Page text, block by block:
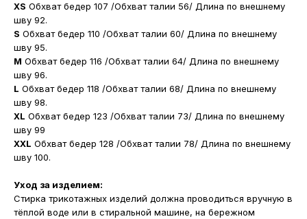
XS Обхват бедер 107 /Обхват талии 56/ Длина по внешнему
шву 92.
S Обхват бедер 110 /Обхват талии 60/ Длина по внешнему
шву 95.
M Обхват бедер 116 /Обхват талии 64/ Длина по внешнему
шву 96.
L Обхват бедер 118 /Обхват талии 68/ Длина по внешнему
шву 98.
XL Обхват бедер 123 /Обхват талии 73/ Длина по внешнему
шву 99
XXL Обхват бедер 128 /Обхват талии 78/ Длина по внешнему
шву 100.
Уход за изделием:
Стирка трикотажных изделий должна проводиться вручную в
тёплой воде или в стиральной машине, на бережном